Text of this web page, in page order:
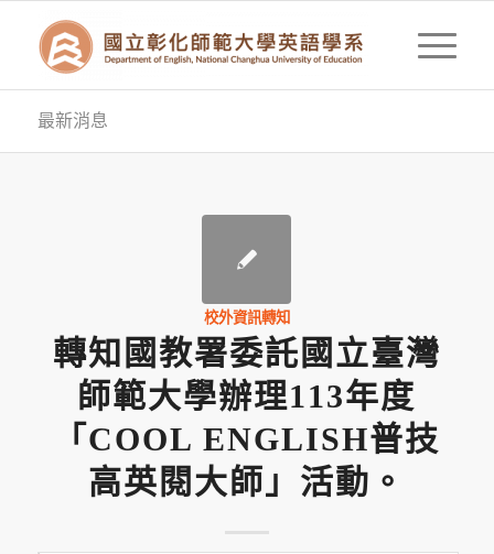
最新消息
校外資訊轉知
轉知國教署委託國立臺灣
師範大學辦理113年度
「COOL ENGLISH普技
高英閱大師」活動。